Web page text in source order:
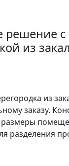
решение с
из
из
заказу.
разделения